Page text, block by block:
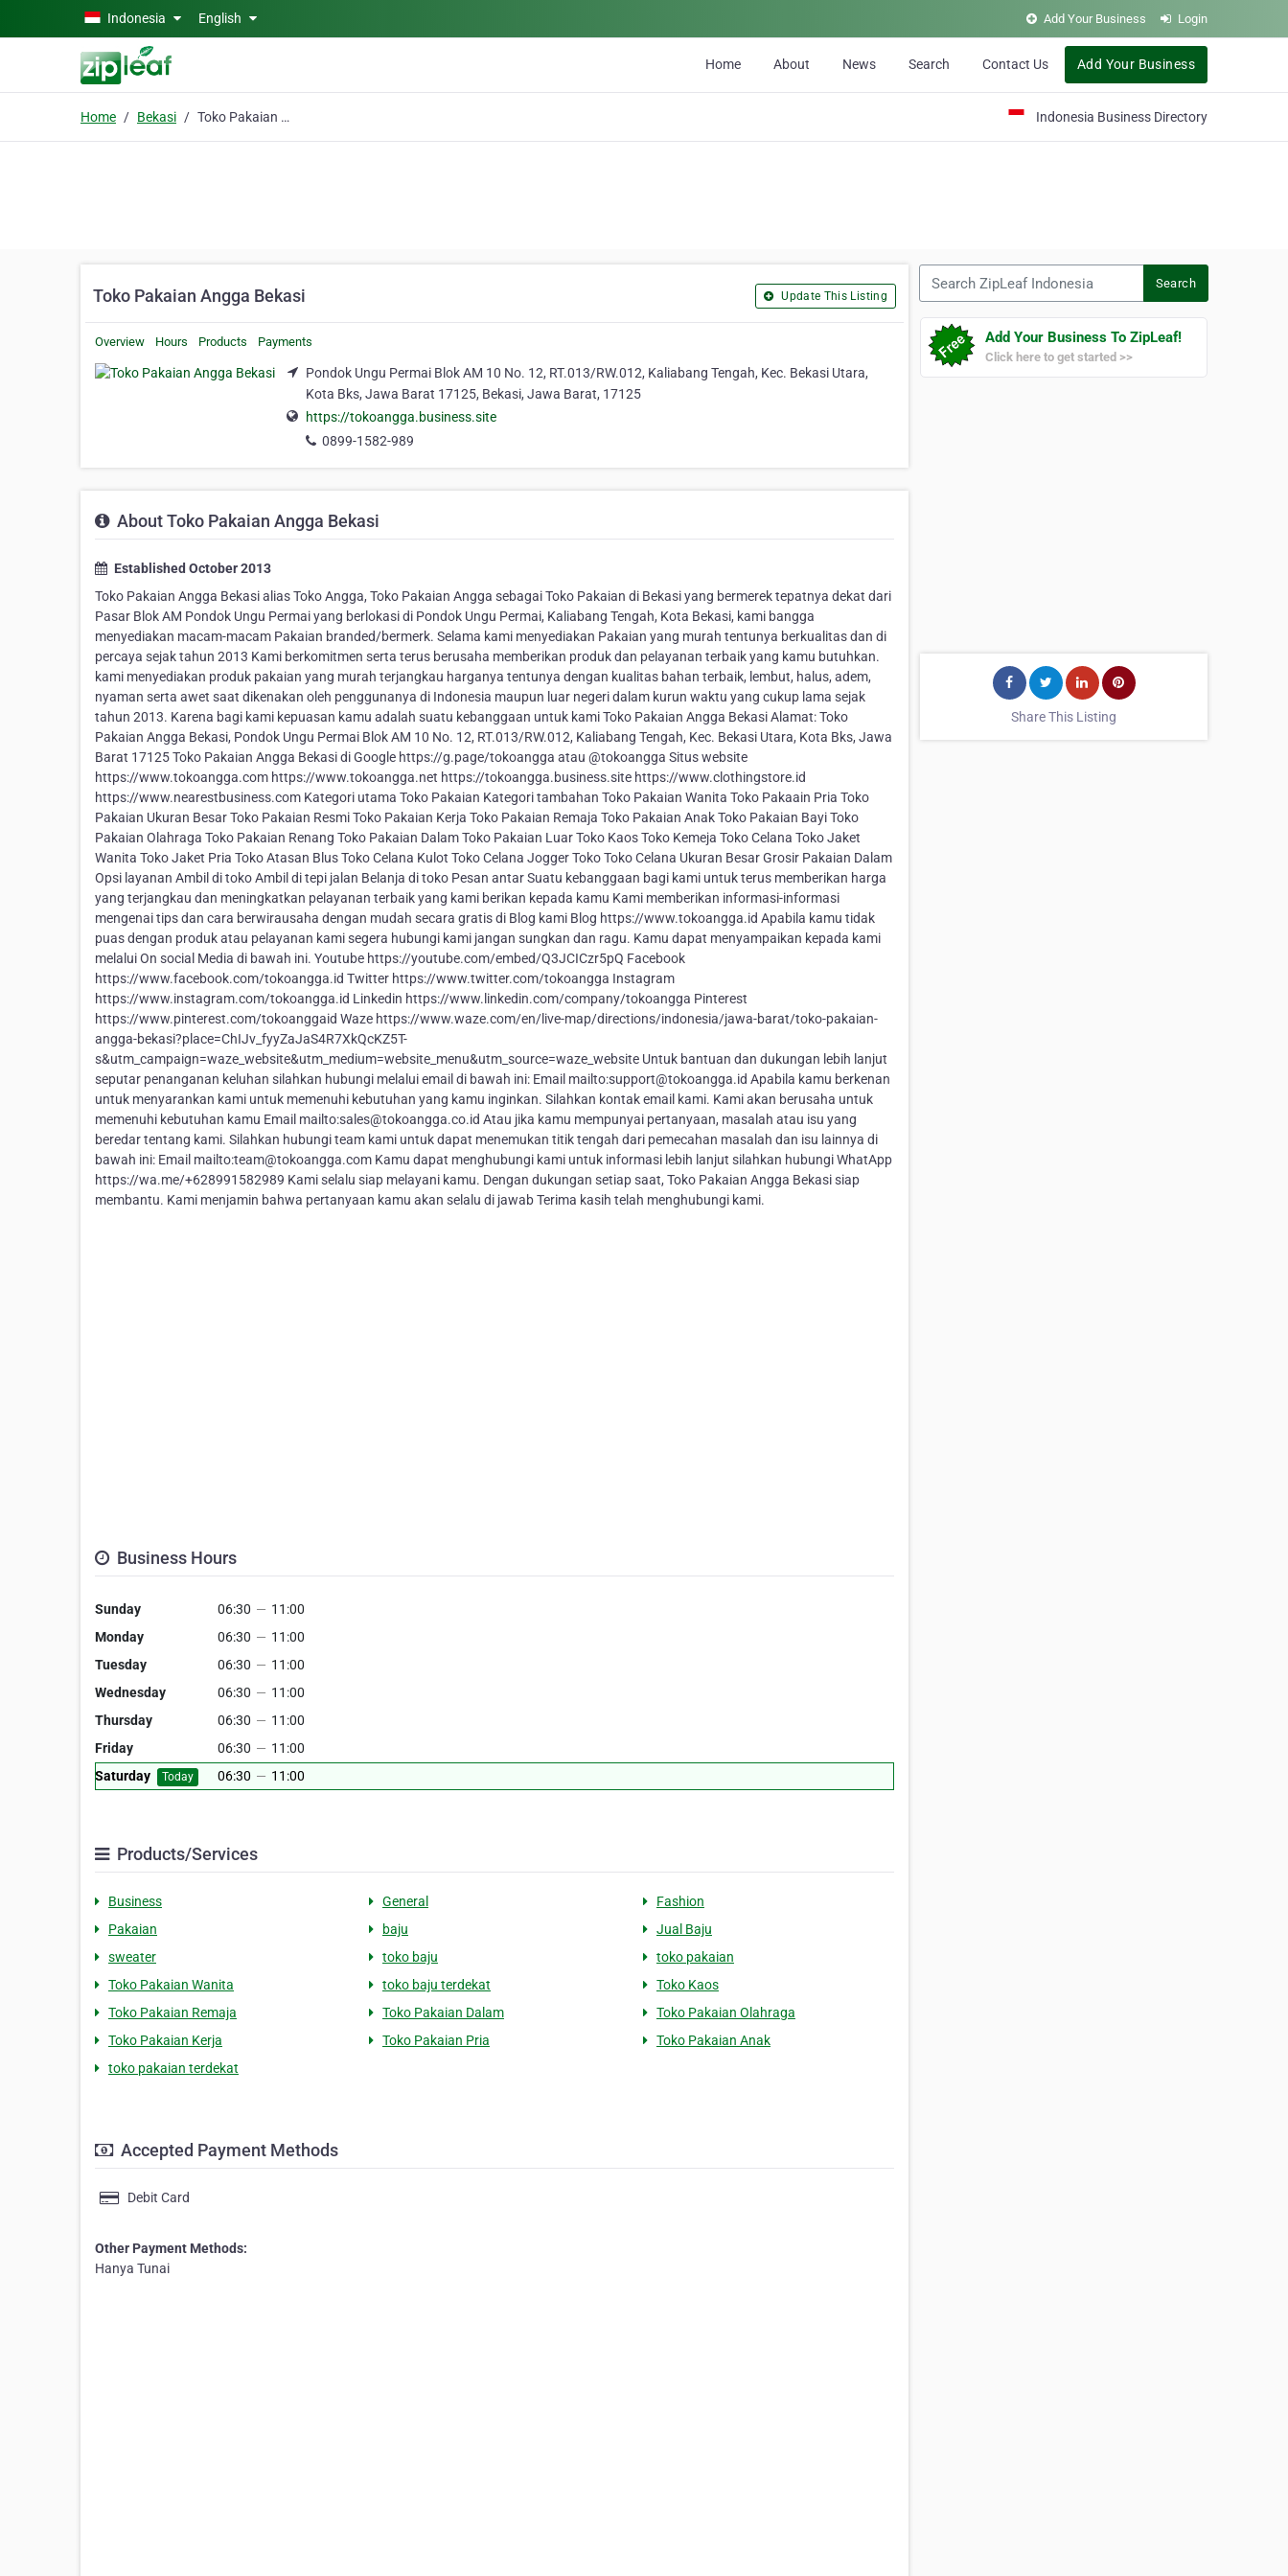
Skip to main contentIndonesia English Add Your Business Login
Home About News Search Contact Us Add Your Business
Home Bekasi Toko Pakaian Angga Bekasi Indonesia Business Directory
Toko Pakaian Angga Bekasi Update This Listing
Overview Hours Products Payments
Pondok Ungu Permai Blok AM 10 No. 12, RT.013/RW.012, Kaliabang Tengah, Kec. Bekasi Utara,
Kota Bks, Jawa Barat 17125, Bekasi, Jawa Barat, 17125
https://tokoangga.business.site
0899-1582-989
About Toko Pakaian Angga Bekasi
Established October 2013
Toko Pakaian Angga Bekasi alias Toko Angga, Toko Pakaian Angga sebagai Toko Pakaian di Bekasi yang bermerek tepatnya dekat dari
Pasar Blok AM Pondok Ungu Permai yang berlokasi di Pondok Ungu Permai, Kaliabang Tengah, Kota Bekasi, kami bangga
menyediakan macam-macam Pakaian branded/bermerk. Selama kami menyediakan Pakaian yang murah tentunya berkualitas dan di
percaya sejak tahun 2013 Kami berkomitmen serta terus berusaha memberikan produk dan pelayanan terbaik yang kamu butuhkan.
kami menyediakan produk pakaian yang murah terjangkau harganya tentunya dengan kualitas bahan terbaik, lembut, halus, adem,
nyaman serta awet saat dikenakan oleh penggunanya di Indonesia maupun luar negeri dalam kurun waktu yang cukup lama sejak
tahun 2013. Karena bagi kami kepuasan kamu adalah suatu kebanggaan untuk kami Toko Pakaian Angga Bekasi Alamat: Toko
Pakaian Angga Bekasi, Pondok Ungu Permai Blok AM 10 No. 12, RT.013/RW.012, Kaliabang Tengah, Kec. Bekasi Utara, Kota Bks, Jawa
Barat 17125 Toko Pakaian Angga Bekasi di Google https://g.page/tokoangga atau @tokoangga Situs website
https://www.tokoangga.com https://www.tokoangga.net https://tokoangga.business.site https://www.clothingstore.id
https://www.nearestbusiness.com Kategori utama Toko Pakaian Kategori tambahan Toko Pakaian Wanita Toko Pakaain Pria Toko
Pakaian Ukuran Besar Toko Pakaian Resmi Toko Pakaian Kerja Toko Pakaian Remaja Toko Pakaian Anak Toko Pakaian Bayi Toko
Pakaian Olahraga Toko Pakaian Renang Toko Pakaian Dalam Toko Pakaian Luar Toko Kaos Toko Kemeja Toko Celana Toko Jaket
Wanita Toko Jaket Pria Toko Atasan Blus Toko Celana Kulot Toko Celana Jogger Toko Toko Celana Ukuran Besar Grosir Pakaian Dalam
Opsi layanan Ambil di toko Ambil di tepi jalan Belanja di toko Pesan antar Suatu kebanggaan bagi kami untuk terus memberikan harga
yang terjangkau dan meningkatkan pelayanan terbaik yang kami berikan kepada kamu Kami memberikan informasi-informasi
mengenai tips dan cara berwirausaha dengan mudah secara gratis di Blog kami Blog https://www.tokoangga.id Apabila kamu tidak
puas dengan produk atau pelayanan kami segera hubungi kami jangan sungkan dan ragu. Kamu dapat menyampaikan kepada kami
melalui On social Media di bawah ini. Youtube https://youtube.com/embed/Q3JCICzr5pQ Facebook
https://www.facebook.com/tokoangga.id Twitter https://www.twitter.com/tokoangga Instagram
https://www.instagram.com/tokoangga.id Linkedin https://www.linkedin.com/company/tokoangga Pinterest
https://www.pinterest.com/tokoanggaid Waze https://www.waze.com/en/live-map/directions/indonesia/jawa-barat/toko-pakaian-
angga-bekasi?place=ChIJv_fyyZaJaS4R7XkQcKZ5T-
s&utm_campaign=waze_website&utm_medium=website_menu&utm_source=waze_website Untuk bantuan dan dukungan lebih lanjut
seputar penanganan keluhan silahkan hubungi melalui email di bawah ini: Email mailto:support@tokoangga.id Apabila kamu berkenan
untuk menyarankan kami untuk memenuhi kebutuhan yang kamu inginkan. Silahkan kontak email kami. Kami akan berusaha untuk
memenuhi kebutuhan kamu Email mailto:sales@tokoangga.co.id Atau jika kamu mempunyai pertanyaan, masalah atau isu yang
beredar tentang kami. Silahkan hubungi team kami untuk dapat menemukan titik tengah dari pemecahan masalah dan isu lainnya di
bawah ini: Email mailto:team@tokoangga.com Kamu dapat menghubungi kami untuk informasi lebih lanjut silahkan hubungi WhatApp
https://wa.me/+628991582989 Kami selalu siap melayani kamu. Dengan dukungan setiap saat, Toko Pakaian Angga Bekasi siap
membantu. Kami menjamin bahwa pertanyaan kamu akan selalu di jawab Terima kasih telah menghubungi kami.
Business Hours
Sunday 06:30 — 11:00
Monday
06:30 — 11:00
Tuesday
06:30 — 11:00
Wednesday
06:30 — 11:00
Thursday
06:30 — 11:00
Friday
06:30 — 11:00
Saturday
Today 06:30 — 11:00
Products/Services
Business General
Fashion
Pakaian
baju
Jual Baju
sweater
toko baju
toko pakaian
Toko Pakaian Wanita
toko baju terdekat
Toko Kaos
Toko Pakaian Remaja
Toko Pakaian Dalam
Toko Pakaian Olahraga
Toko Pakaian Kerja
Toko Pakaian Pria
Toko Pakaian Anak
toko pakaian terdekat
Accepted Payment Methods
Debit Card
Other Payment Methods:
Hanya Tunai
Search
Add Your Business To ZipLeaf!
Click here to get started >>
Share This Listing